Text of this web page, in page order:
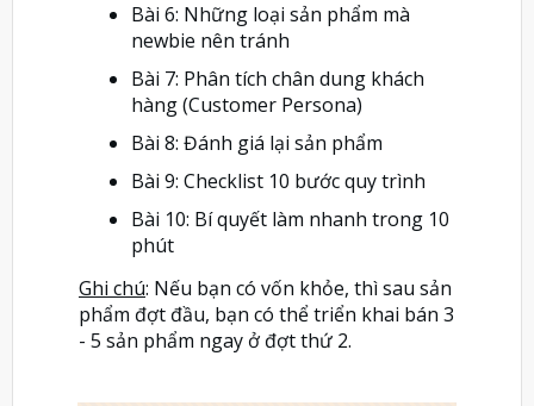
Bài 6: Những loại sản phẩm mà
newbie nên tránh
Bài 7: Phân tích chân dung khách
hàng (Customer Persona)
Bài 8: Đánh giá lại sản phẩm
Bài 9: Checklist 10 bước quy trình
Bài 10: Bí quyết làm nhanh trong 10
phút
Ghi chú: Nếu bạn có vốn khỏe, thì sau sản
phẩm đợt đầu, bạn có thể triển khai bán 3
- 5 sản phẩm ngay ở đợt thứ 2.